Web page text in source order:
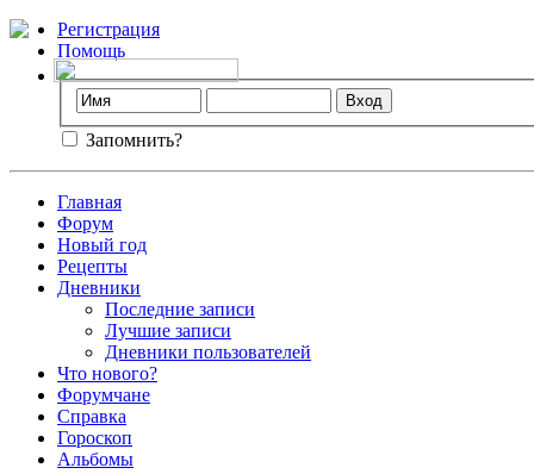
Регистрация
Помощь
Запомнить?
Главная
Форум
Новый год
Рецепты
Дневники
Последние записи
Лучшие записи
Дневники пользователей
Что нового?
Форумчане
Справка
Гороскоп
Альбомы